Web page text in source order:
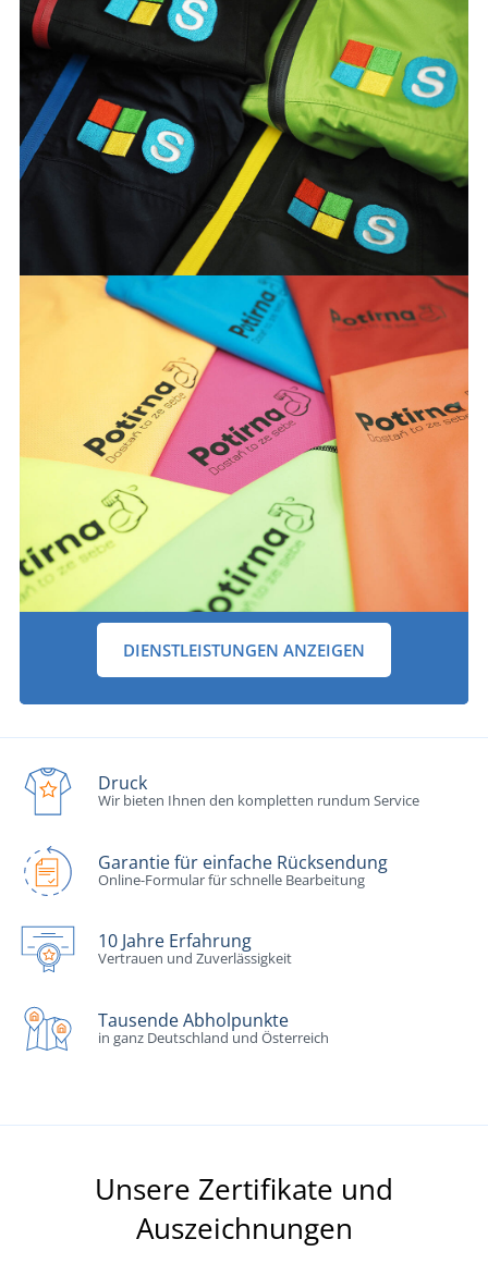
DIENSTLEISTUNGEN ANZEIGEN
Druck
Wir bieten Ihnen den kompletten rundum Service
Garantie für einfache Rücksendung
Online-Formular für schnelle Bearbeitung
10 Jahre Erfahrung
Vertrauen und Zuverlässigkeit
Tausende Abholpunkte
in ganz Deutschland und Österreich
Unsere Zertifikate und
Auszeichnungen